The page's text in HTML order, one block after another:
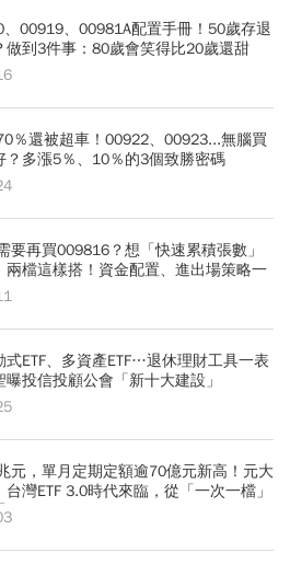
、00919、00981A配置手冊！50歲存退
做到3件事：80歲會笑得比20歲還甜
％還被超車！00922、00923...無腦買
？多漲5％、10％的3個致勝密碼
要再買009816？想「快速累積張數」
兩檔這樣搭！資金配置、進出場策略一
式ETF、多資產ETF…退休理財工具一表
投信投顧公會「新十大建設」
元，單月定期定額逾70億元新高！元大
灣ETF 3.0時代來臨，從「一次一檔」